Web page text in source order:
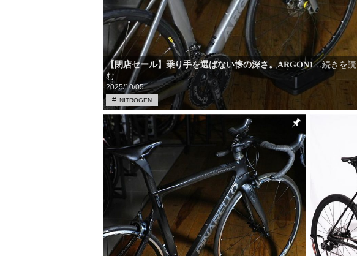
【閉店セール】乗り手を選ばない懐の深さ。ARGON1…続きを読
む
2025/10/05
NITROGEN